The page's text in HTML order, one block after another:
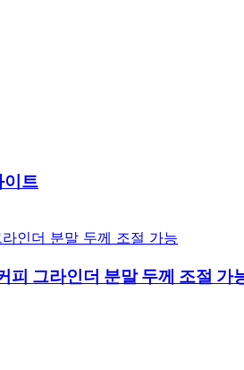
이트
커피 그라인더 분말 두께 조절 가